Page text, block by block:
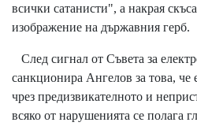
всички сатанисти", а накрая
изображение на държавния герб.
След сигнал от Съвета за
санкционира Ангелов за това, че
чрез предизвикателното и
всяко от нарушенията се полага